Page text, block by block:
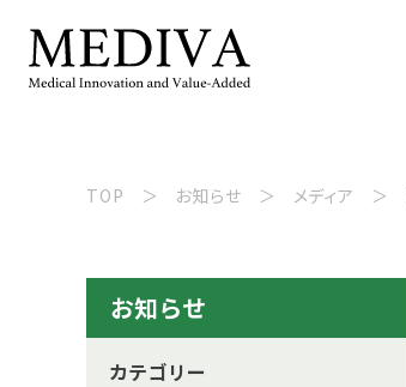
TOP お知らせ メディア
お知らせ
カテゴリー